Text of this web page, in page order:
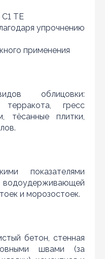
TE
упрочнению
применения
облицовки:
терракота, гресс
плитки,
показателями
водоудерживающей
и морозостоек.
бетон, стенная
швами (за
Если вы блуждая
Вам товара
Вас цену (при
данный товар в
и